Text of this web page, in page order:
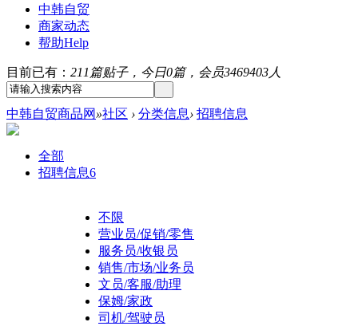
中韩自贸
商家动态
帮助Help
目前已有： 211篇贴子，今日0篇，会员3469403人
中韩自贸商品网 »社区 › 分类信息› 招聘信息
全部
招聘信息6
不限
营业员/促销/零售
服务员/收银员
销售/市场/业务员
文员/客服/助理
保姆/家政
司机/驾驶员